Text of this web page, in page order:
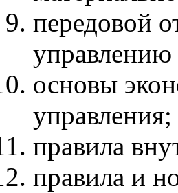
передовой
управлению
основы
управления;
правила
правила и